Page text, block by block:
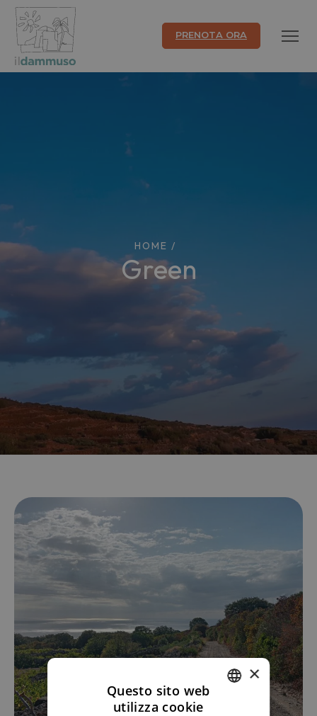
PRENOTA ORA
HOME /
green
×
Questo sito web
utilizza cookie